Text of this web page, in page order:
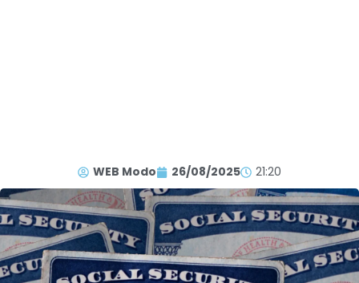
WEB Modo 26/08/2025 21:20